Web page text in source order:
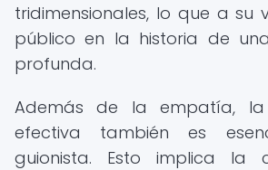
tridimensionales, lo que a su
público en la historia de
profunda.
Además de la empatía, la
efectiva también es
guionista. Esto implica la